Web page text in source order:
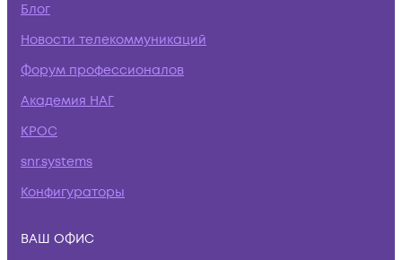
Блог
Новости телекоммуникаций
Форум профессионалов
Академия НАГ
КРОС
snr.systems
Конфигураторы
ВАШ ОФИС